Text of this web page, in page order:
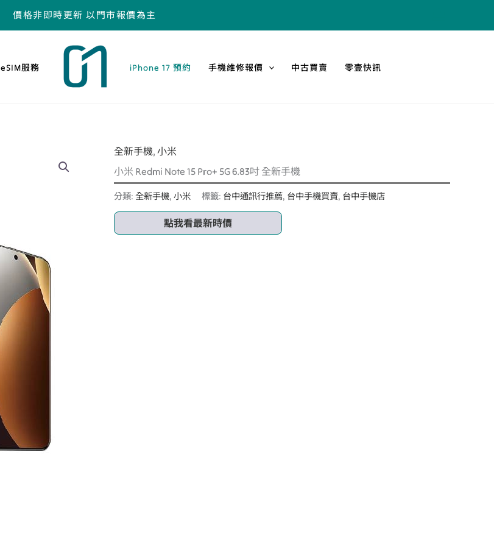
價格非即時更新 以門市報價為主
eSIM服務 iPhone 17 預約 手機維修報價 中古買賣 零壹快訊
全新手機, 小米
小米 Redmi Note 15 Pro+ 5G 6.83吋 全新手機
分類: 全新手機, 小米 標籤: 台中通訊行推薦, 台中手機買賣, 台中手機店
點我看最新時價